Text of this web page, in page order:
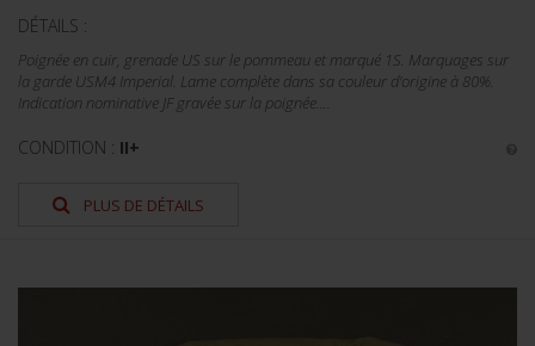
DÉTAILS :
Poignée en cuir, grenade US sur le pommeau et marqué 1S. Marquages sur
la garde USM4 Imperial. Lame complète dans sa couleur d'origine à 80%.
Indication nominative JF gravée sur la poignée....
CONDITION : II+
PLUS DE DÉTAILS